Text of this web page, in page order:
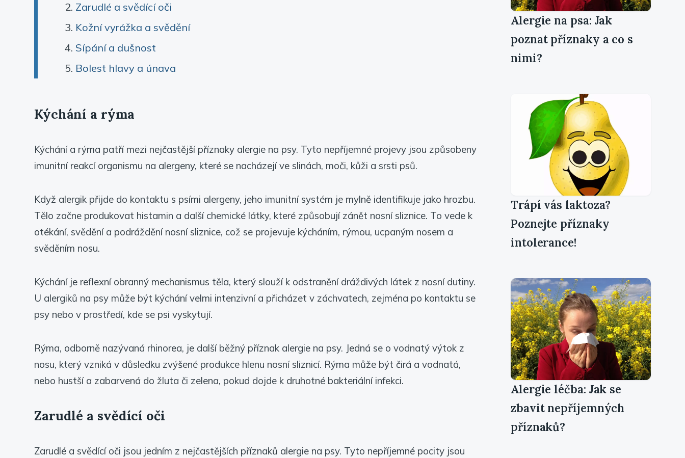
Zarudlé a svědící oči
Kožní vyrážka a svědění
Sípání a dušnost
Bolest hlavy a únava
Kýchání a rýma
Kýchání a rýma patří mezi nejčastější příznaky alergie na psy. Tyto nepříjemné projevy jsou způsobeny
imunitní reakcí organismu na alergeny, které se nacházejí ve slinách, moči, kůži a srsti psů.
Když alergik přijde do kontaktu s psími alergeny, jeho imunitní systém je mylně identifikuje jako hrozbu.
Tělo začne produkovat histamin a další chemické látky, které způsobují zánět nosní sliznice. To vede k
otékání, svědění a podráždění nosní sliznice, což se projevuje kýcháním, rýmou, ucpaným nosem a
svěděním nosu.
Kýchání je reflexní obranný mechanismus těla, který slouží k odstranění dráždivých látek z nosní dutiny.
U alergiků na psy může být kýchání velmi intenzivní a přicházet v záchvatech, zejména po kontaktu se
psy nebo v prostředí, kde se psi vyskytují.
Rýma, odborně nazývaná rhinorea, je další běžný příznak alergie na psy. Jedná se o vodnatý výtok z
nosu, který vzniká v důsledku zvýšené produkce hlenu nosní sliznicí. Rýma může být čirá a vodnatá,
nebo hustší a zabarvená do žluta či zelena, pokud dojde k druhotné bakteriální infekci.
Zarudlé a svědící oči
Zarudlé a svědící oči jsou jedním z nejčastějších příznaků alergie na psy. Tyto nepříjemné pocity jsou
Alergie na psa: Jak
poznat příznaky a co s
nimi?
Trápí vás laktoza?
Poznejte příznaky
intolerance!
Alergie léčba: Jak se
zbavit nepříjemných
příznaků?